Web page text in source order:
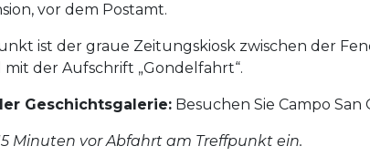
vor dem Postamt.
ist der graue Zeitungskiosk zwischen der
der Aufschrift „Gondelfahrt“.
Geschichtsgalerie: Besuchen Sie Campo San
Minuten vor Abfahrt am Treffpunkt ein.